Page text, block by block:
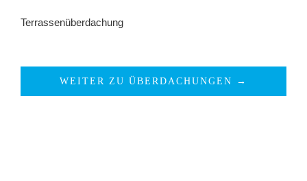
Terrassenüberdachung
WEITER ZU ÜBERDACHUNGEN →